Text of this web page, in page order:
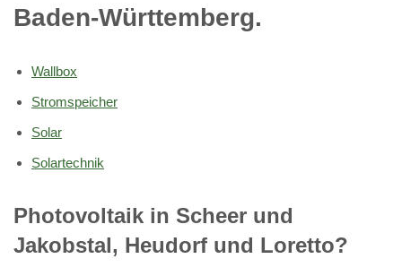
Baden-Württemberg.
Wallbox
Stromspeicher
Solar
Solartechnik
Photovoltaik in Scheer und
Jakobstal, Heudorf und Loretto?